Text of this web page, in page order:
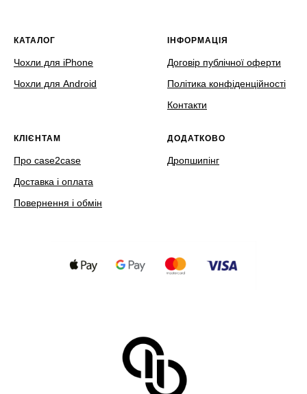
КАТАЛОГ
Чохли для iPhone
Чохли для Android
ІНФОРМАЦІЯ
Договір публічної оферти
Політика конфіденційності
Контакти
КЛІЄНТАМ
Про case2case
Доставка і оплата
Повернення і обмін
ДОДАТКОВО
Дропшипінг